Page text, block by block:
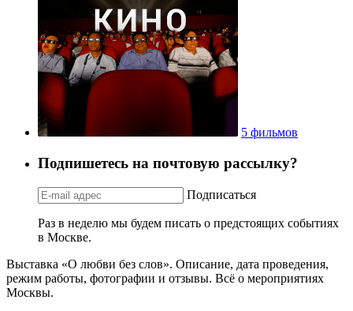
5 фильмов
Подпишетесь на почтовую рассылку?
Подписаться
Раз в неделю мы будем писать о предстоящих событиях
в Москве.
Выставка «О любви без слов». Описание, дата проведения,
режим работы, фотографии и отзывы. Всё о мероприятиях
Москвы.